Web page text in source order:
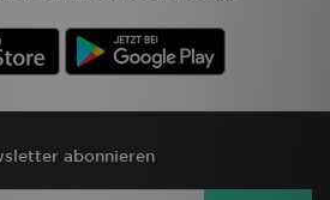
abonnieren